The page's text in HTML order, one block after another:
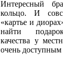
Интересный
кольцо. И
«картье и
найти
качества у
очень